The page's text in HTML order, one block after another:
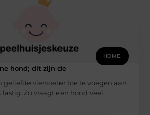
HOME
hond; dit zijn de
geliefde viervoeter toe te voegen aan
Zo vraagt een hond veel